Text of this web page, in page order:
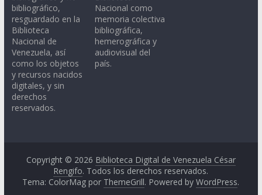
bibliográfico,
resguardado en la
Biblioteca
Nacional de
Venezuela, así
como los objetos
y recursos nacidos
digitales, y sin
derechos
reservados.
Nacional como
memoria colectiva
bibliográfica,
hemerográfica y
audiovisual del
país.
Copyright © 2026 Biblioteca Digital de Venezuela César
Rengifo. Todos los derechos reservados.
Tema: ColorMag por ThemeGrill. Powered byWordPress.